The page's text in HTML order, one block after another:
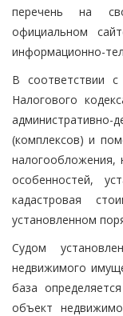
перечень на
официальном
информационно-
В соответствии
Налогового
(комплексов) и
налогообложения,
особенностей,
кадастровая
установленном
Судом
недвижимого
база
объект